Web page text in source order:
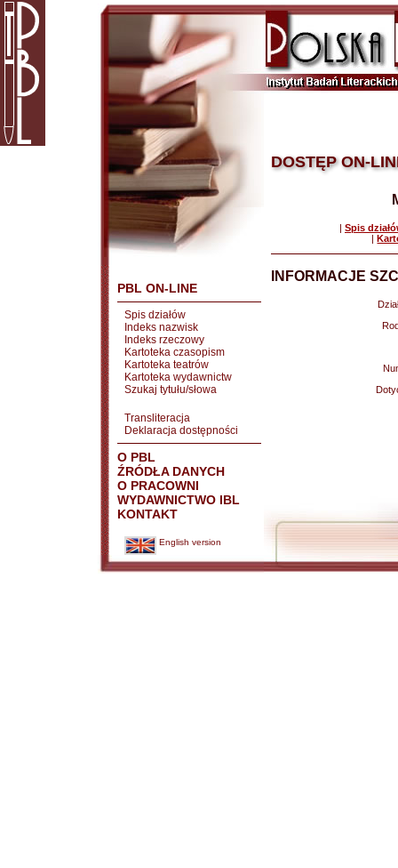
PBL ON-LINE
Spis działów
Indeks nazwisk
Indeks rzeczowy
Kartoteka czasopism
Kartoteka teatrów
Kartoteka wydawnictw
Szukaj tytułu/słowa
Transliteracja
Deklaracja dostępności
O PBL
ŹRÓDŁA DANYCH
O PRACOWNI
WYDAWNICTWO IBL
KONTAKT
English version
DOSTĘP ON-
| Spis
|
INFORMACJE